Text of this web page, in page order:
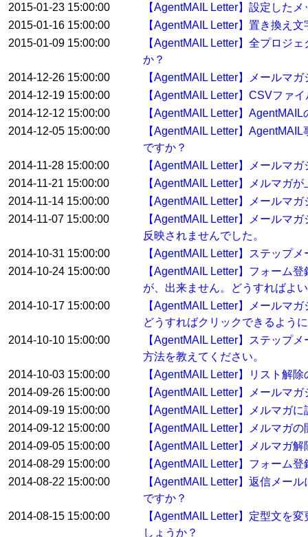
2015-01-23 15:00:00
【AgentMAIL Letter】設定した
2015-01-16 15:00:00
【AgentMAIL Letter】置き換え
2015-01-09 15:00:00
【AgentMAIL Letter】全プロジ
か？
2014-12-26 15:00:00
【AgentMAIL Letter】メールマ
2014-12-19 15:00:00
【AgentMAIL Letter】CSVファ
2014-12-12 15:00:00
【AgentMAIL Letter】
2014-12-05 15:00:00
【AgentMAIL Letter】
ですか？
2014-11-28 15:00:00
【AgentMAIL Letter】メールマ
2014-11-21 15:00:00
【AgentMAIL Letter】メルマガ
2014-11-14 15:00:00
【AgentMAIL Letter】メールマ
2014-11-07 15:00:00
【AgentMAIL Letter】メールマ
反映されませんでした。
2014-10-31 15:00:00
【AgentMAIL Letter】ステップ
2014-10-24 15:00:00
【AgentMAIL Letter】フォーム
が、出来ません。どうすればよ
2014-10-17 15:00:00
【AgentMAIL Letter】メールマ
どうすればクリックできるよう
2014-10-10 15:00:00
【AgentMAIL Letter】ステップ
方法を教えてください。
2014-10-03 15:00:00
【AgentMAIL Letter】リスト解
2014-09-26 15:00:00
【AgentMAIL Letter】メールマ
2014-09-19 15:00:00
【AgentMAIL Letter】メルマガ
2014-09-12 15:00:00
【AgentMAIL Letter】メルマガ
2014-09-05 15:00:00
【AgentMAIL Letter】メルマガ
2014-08-29 15:00:00
【AgentMAIL Letter】フォーム
2014-08-22 15:00:00
【AgentMAIL Letter】返信メー
ですか？
2014-08-15 15:00:00
【AgentMAIL Letter】定型文を
しょうか？